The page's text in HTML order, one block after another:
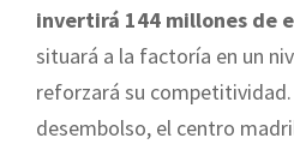
invertirá 144 millones de
situará a la factoría en un
reforzará su competitividad.
desembolso, el centro